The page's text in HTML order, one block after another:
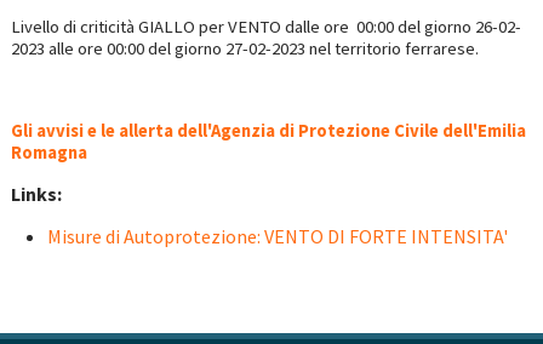
Livello di criticità GIALLO per VENTO dalle ore 00:00 del giorno 26-02-
2023 alle ore 00:00del giorno 27-02-2023 nel territorio ferrarese.
Gli avvisi e le allerta dell'Agenzia di Protezione Civile dell'Emilia
Romagna
Links:
Misure di Autoprotezione: VENTO DI FORTE INTENSITA'